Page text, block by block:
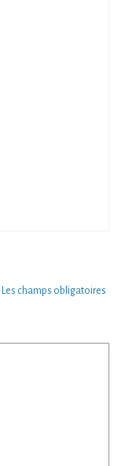
Les champs obligatoires